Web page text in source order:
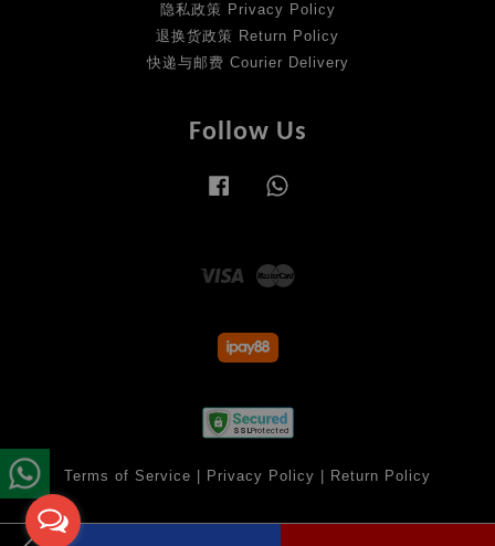
隐私政策 Privacy Policy
退换货政策 Return Policy
快递与邮费 Courier Delivery
Follow Us
Facebook
Visa
Terms of Service | Privacy Policy | Return Policy